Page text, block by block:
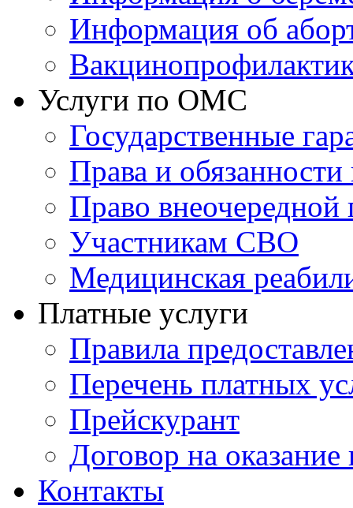
Информация об
Услуги по ОМС
Государственные
Права и
Право
Участникам СВО
Медицинская
Платные услуги
Правила
Перечень платных
Прейскурант
Договор на оказание
Контакты